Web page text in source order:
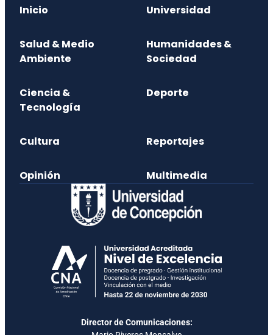
Inicio Universidad
Salud & Medio
Ambiente
Humanidades &
Sociedad
Ciencia &
Tecnología
Deporte
Cultura Reportajes
Opinión Multimedia
Director de Comunicaciones: